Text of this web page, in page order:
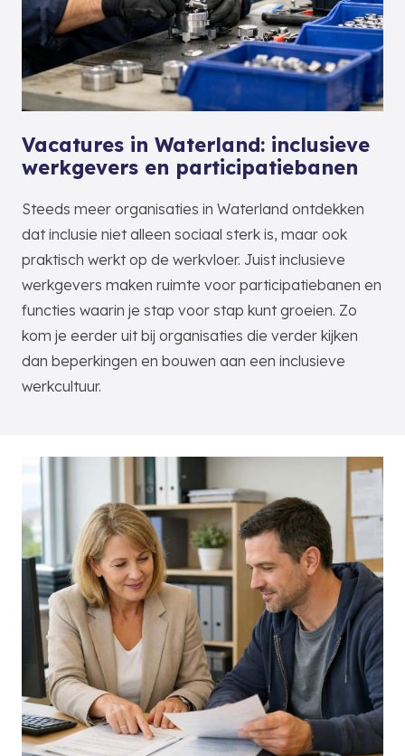
Vacatures in Waterland: inclusieve
werkgevers en participatiebanen
Steeds meer organisaties in Waterland ontdekken
dat inclusie niet alleen sociaal sterk is, maar ook
praktisch werkt op de werkvloer. Juist inclusieve
werkgevers maken ruimte voor participatiebanen en
functies waarin je stap voor stap kunt groeien. Zo
kom je eerder uit bij organisaties die verder kijken
dan beperkingen en bouwen aan een inclusieve
werkcultuur.